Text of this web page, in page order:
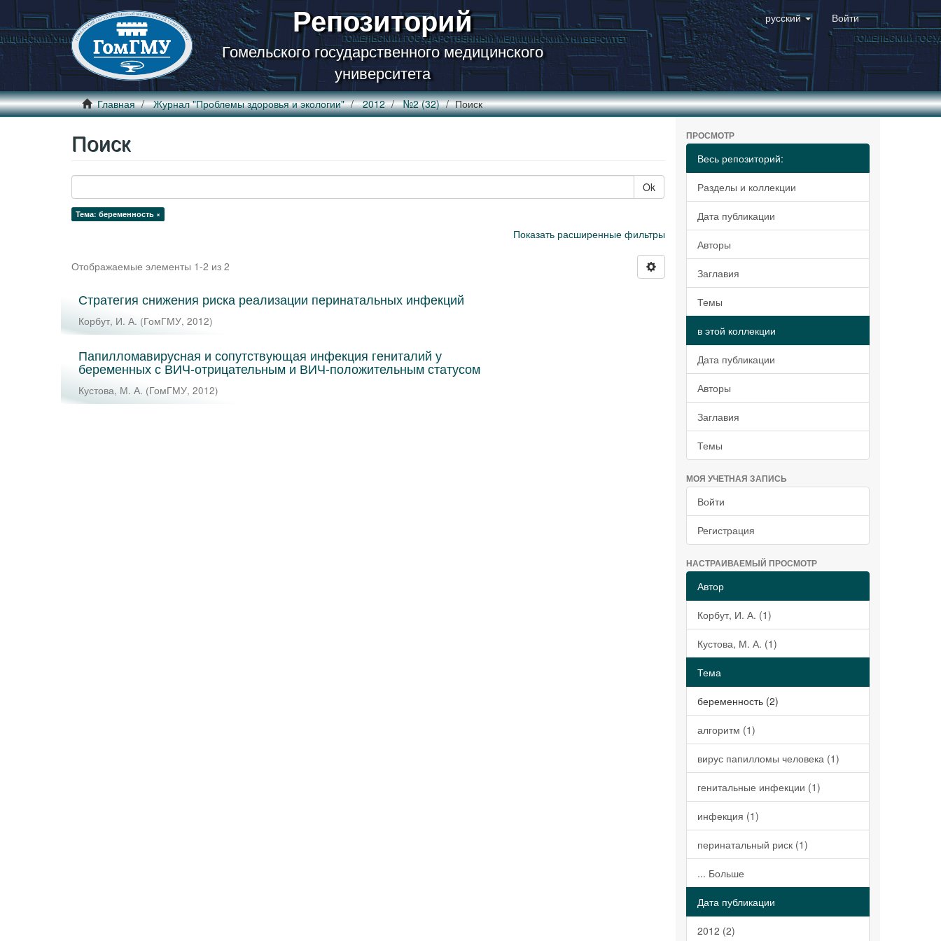
Репозиторий
Гомельского государственного медицинского
университета
русский Войти
Главная Журнал "Проблемы здоровья и экологии" 2012 №2 (32) Поиск
Поиск
Ok
Тема: беременность ×
Показать расширенные фильтры
Отображаемые элементы 1-2 из 2
Стратегия снижения риска реализации перинатальных инфекций
Корбут, И. А. (ГомГМУ, 2012)
Папилломавирусная и сопутствующая инфекция гениталий у
беременных с ВИЧ-отрицательным и ВИЧ-положительным статусом
Кустова, М. А. (ГомГМУ, 2012)
ПРОСМОТР
Весь репозиторий:
Разделы и коллекции
Дата публикации
Авторы
Заглавия
Темы
в этой коллекции
Дата публикации
Авторы
Заглавия
Темы
МОЯ УЧЕТНАЯ ЗАПИСЬ
Войти
Регистрация
НАСТРАИВАЕМЫЙ ПРОСМОТР
Автор
Корбут, И. А. (1)
Кустова, М. А. (1)
Тема
беременность (2)
алгоритм (1)
вирус папилломы человека (1)
генитальные инфекции (1)
инфекция (1)
перинатальный риск (1)
... Больше
Дата публикации
2012 (2)